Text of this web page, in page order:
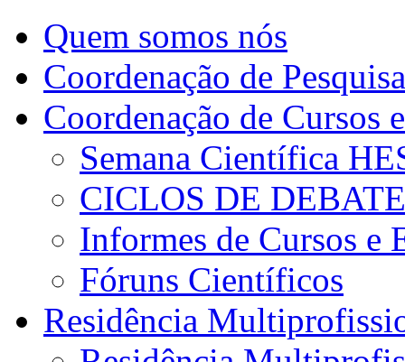
Quem somos nós
Coordenação de Pesquisa
Coordenação de Cursos
Semana Científica
CICLOS DE
Informes de Cursos e
Fóruns Científicos
Residência